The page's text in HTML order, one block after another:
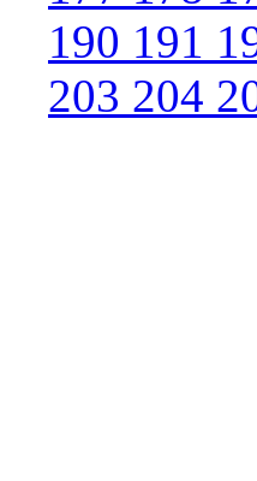
190 191
203 204